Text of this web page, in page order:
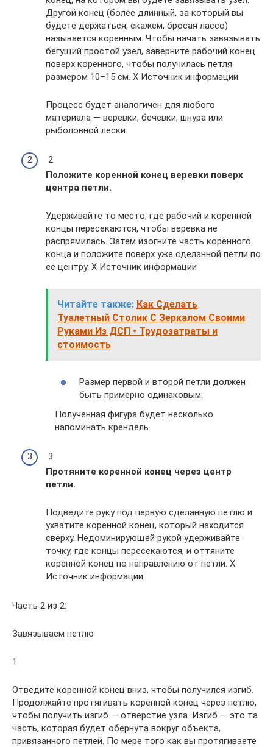
Другой конец (более длинный, за который вы
будете держаться, скажем, бросая лассо)
называется коренным. Чтобы начать завязывать
бегущий простой узел, заверните рабочий конец
поверх коренного, чтобы получилась петля
размером 10–15 см. X Источник информации
Процесс будет аналогичен для любого
материала — веревки, бечевки, шнура или
рыболовной лески.
2
Положите коренной конец веревки поверх
центра петли.
Удерживайте то место, где рабочий и коренной
концы пересекаются, чтобы веревка не
распрямилась. Затем изогните часть коренного
конца и положите поверх уже сделанной петли по
ее центру. X Источник информации
Читайте также: Как Сделать
Туалетный Столик С Зеркалом Своими
Руками Из ДСП • Трудозатраты и
стоимость
Размер первой и второй петли должен
быть примерно одинаковым.
Полученная фигура будет несколько
напоминать крендель.
3
Протяните коренной конец через центр
петли.
Подведите руку под первую сделанную петлю и
ухватите коренной конец, который находится
сверху. Недоминирующей рукой удерживайте
точку, где концы пересекаются, и оттяните
коренной конец по направлению от петли. X
Источник информации
Часть 2 из 2:
Завязываем петлю
1
Отведите коренной конец вниз, чтобы получился изгиб.
Продолжайте протягивать коренной конец через петлю,
чтобы получить изгиб — отверстие узла. Изгиб — это та
часть, которая будет обернута вокруг объекта,
привязанного петлей. По мере того как вы протягиваете